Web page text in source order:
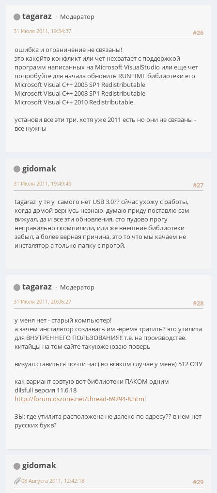
tagaraz
Модератор
#26
31 Июля 2011, 19:34:37
ошибка и ограничение не связаны!
это какойто конфликт или чет нехватает с поддержкой
программ написанных на Microsoft VisualStudio или еще чет
попробуйте для начала обновить RUNTIME библиотеки его
Microsoft Visual C++ 2005 SP1 Redistributable
Microsoft Visual C++ 2008 SP1 Redistributable
Microsoft Visual C++ 2010 Redistributable
установи все эти три. хотя уже 2011 есть но они не связаны -
все нужны
gidomak
#27
31 Июля 2011, 19:49:49
tagaraz у тя у самого нет USB 3.0?? сйчас ухожу с работы,
когда домой вернусь незнаю, думаю приду поставлю сам
вижуал, да и все эти обновления, сто пудово прогу
неправильно скомпилили, или же внешние библиотеки
забыл, а более верная причина, это то что мы качаем не
инсталятор а только папку с прогой,
tagaraz
Модератор
#28
31 Июля 2011, 20:06:27
у меня нет - старый компьютер!
а зачем инсталятор создавать им -время тратить? это утилита
для ВНУТРЕННЕГО ПОЛЬЗОВАНИЯ!! т.е. на производстве.
китайцы на том сайте такуюже юзаю поверь
визуал ставиться почти час) во всяком случае у меня) 512 ОЗУ
как вариант совтую вот библиотеки ПАКОМ одним
dllsfull версия 11.6.18
http://forum.oszone.net/thread-69794-8.html
ЗЫ: где утилита расположена не далеко по адресу?? в нем нет
русских букв?
gidomak
#29
08 Августа 2011, 12:42:18